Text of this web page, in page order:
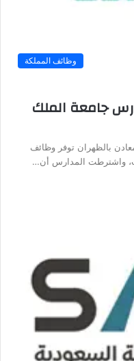
وظائف المملكة
جامعة الملك
بالظهران توفر وظائف
واشترطت المدارس أن…